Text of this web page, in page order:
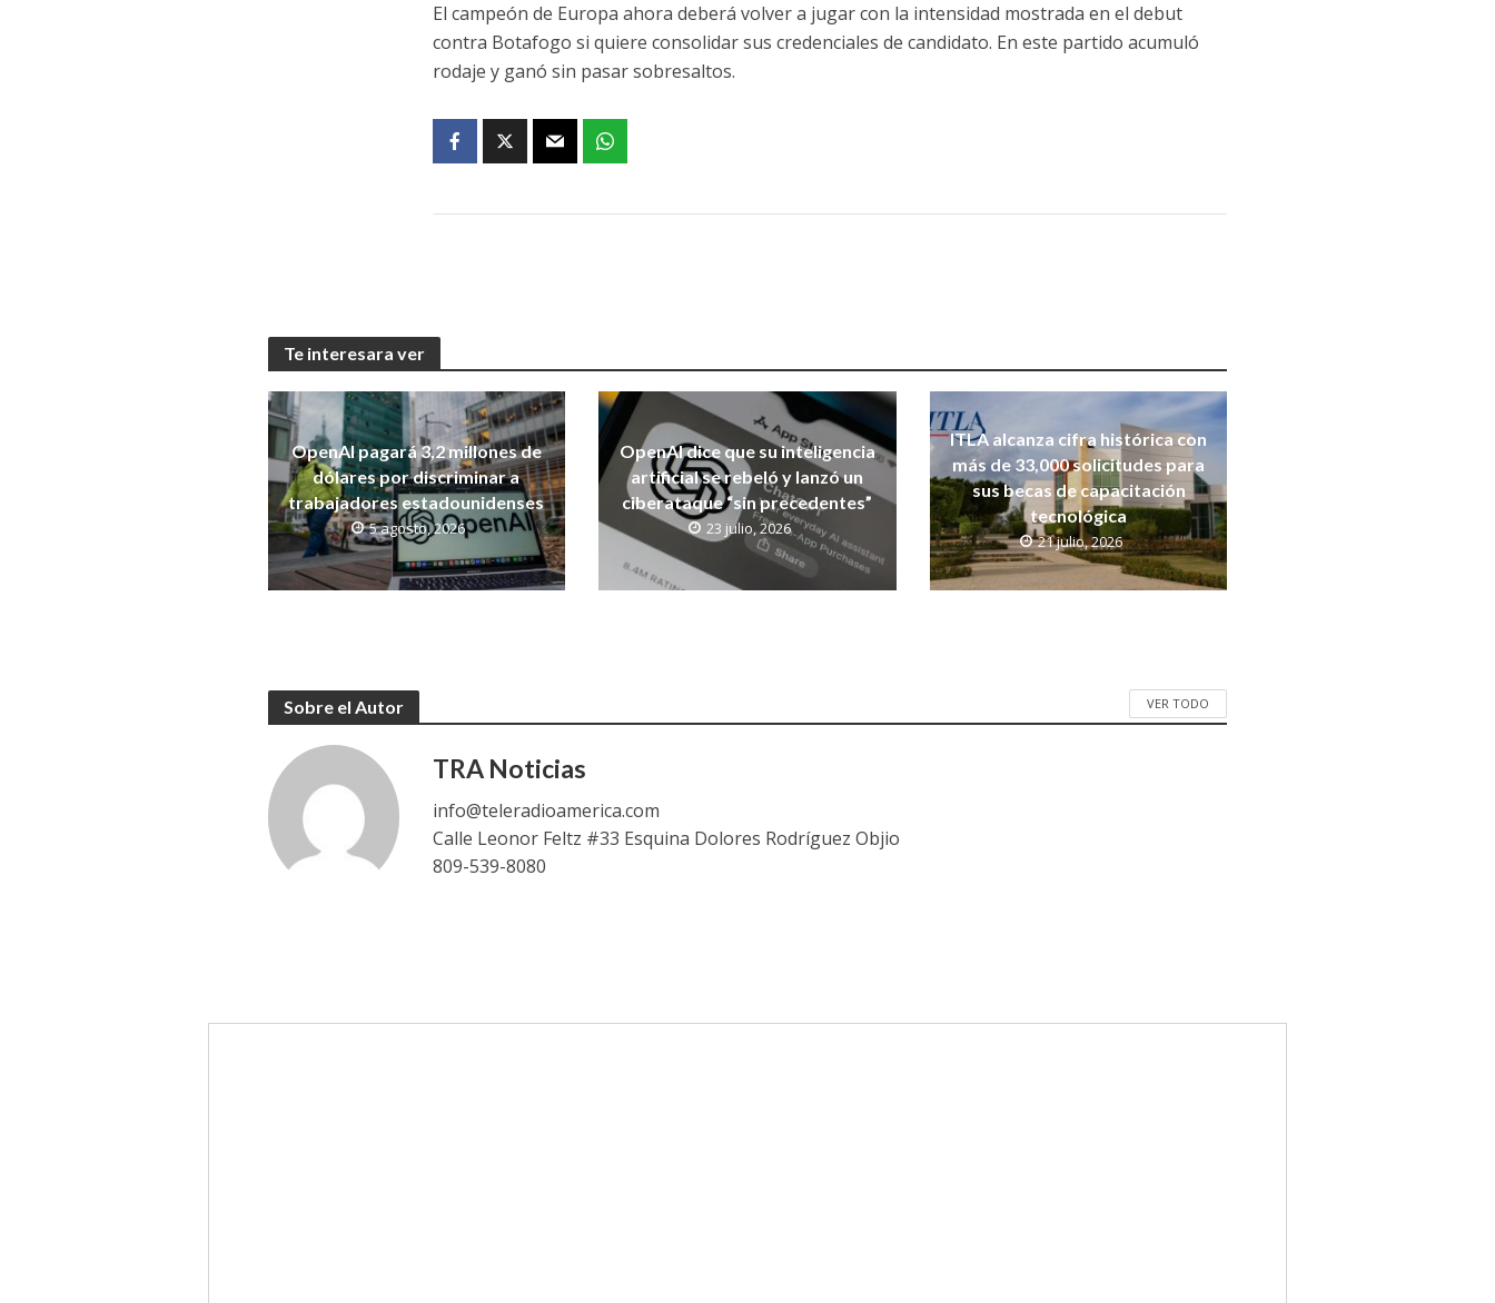
El campeón de Europa ahora deberá volver a jugar con la intensidad mostrada en el debut
contra Botafogo si quiere consolidar sus credenciales de candidato. En este partido acumuló
rodaje y ganó sin pasar sobresaltos.
Te interesara ver
OpenAI pagará 3,2 millones de
dólares por discriminar a
trabajadores estadounidenses
5 agosto, 2026
OpenAI dice que su inteligencia
artificial se rebeló y lanzó un
ciberataque “sin precedentes”
23 julio, 2026
ITLA alcanza cifra histórica con
más de 33,000 solicitudes para
sus becas de capacitación
tecnológica
21 julio, 2026
Sobre el Autor VER TODO
TRA Noticias
info@teleradioamerica.com
Calle Leonor Feltz #33 Esquina Dolores Rodríguez Objio
809-539-8080